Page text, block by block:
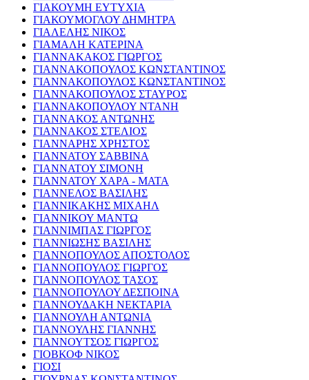
ΓΙΑΚΟΥΜΗ ΕΥΤΥΧΙΑ
ΓΙΑΚΟΥΜΟΓΛΟΥ ΔΗΜΗΤΡΑ
ΓΙΑΛΕΛΗΣ ΝΙΚΟΣ
ΓΙΑΜΑΛΗ ΚΑΤΕΡΙΝΑ
ΓΙΑΝΝΑΚΑΚΟΣ ΓΙΩΡΓΟΣ
ΓΙΑΝΝΑΚΟΠΟΥΛΟΣ ΚΩΝΣΤΑΝΤΙΝΟΣ
ΓΙΑΝΝΑΚΟΠΟΥΛΟΣ ΚΩΝΣΤΑΝΤΙΝΟΣ
ΓΙΑΝΝΑΚΟΠΟΥΛΟΣ ΣΤΑΥΡΟΣ
ΓΙΑΝΝΑΚΟΠΟΥΛΟΥ ΝΤΑΝΗ
ΓΙΑΝΝΑΚΟΣ ΑΝΤΩΝΗΣ
ΓΙΑΝΝΑΚΟΣ ΣΤΕΛΙΟΣ
ΓΙΑΝΝΑΡΗΣ ΧΡΗΣΤΟΣ
ΓΙΑΝΝΑΤΟΥ ΣΑΒΒΙΝΑ
ΓΙΑΝΝΑΤΟΥ ΣΙΜΟΝΗ
ΓΙΑΝΝΑΤΟΥ ΧΑΡΑ - ΜΑΤΑ
ΓΙΑΝΝΕΛΟΣ ΒΑΣΙΛΗΣ
ΓΙΑΝΝΙΚΑΚΗΣ ΜΙΧΑΗΛ
ΓΙΑΝΝΙΚΟΥ ΜΑΝΤΩ
ΓΙΑΝΝΙΜΠΑΣ ΓΙΩΡΓΟΣ
ΓΙΑΝΝΙΩΣΗΣ ΒΑΣΙΛΗΣ
ΓΙΑΝΝΟΠΟΥΛΟΣ ΑΠΟΣΤΟΛΟΣ
ΓΙΑΝΝΟΠΟΥΛΟΣ ΓΙΩΡΓΟΣ
ΓΙΑΝΝΟΠΟΥΛΟΣ ΤΑΣΟΣ
ΓΙΑΝΝΟΠΟΥΛΟΥ ΔΕΣΠΟΙΝΑ
ΓΙΑΝΝΟΥΔΑΚΗ ΝΕΚΤΑΡΙΑ
ΓΙΑΝΝΟΥΛΗ ΑΝΤΩΝΙΑ
ΓΙΑΝΝΟΥΛΗΣ ΓΙΑΝΝΗΣ
ΓΙΑΝΝΟΥΤΣΟΣ ΓΙΩΡΓΟΣ
ΓΙΟΒΚΟΦ ΝΙΚΟΣ
ΓΙΟΣΙ